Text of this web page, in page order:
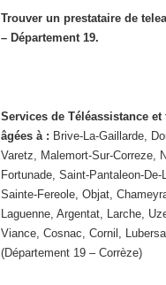
Trouver un prestataire de
– Département 19.
Services de Téléassistance
âgées à : Brive-La-Gaillarde,
Varetz, Malemort-Sur-Correze,
Fortunade, Saint-Pantaleon-
Sainte-Fereole, Objat,
Laguenne, Argentat, Larche,
Viance, Cosnac, Cornil,
(Département 19 – Corrèze)